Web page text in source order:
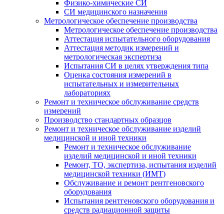
Физико-химические СИ
СИ медицинского назначения
Метрологическое обеспечение производства
Метрологическое обеспечение производства
Аттестация испытательного оборудования
Аттестация методик измерений и
метрологическая экспертиза
Испытания СИ в целях утверждения типа
Оценка состояния измерений в
испытательных и измерительных
лабораториях
Ремонт и техническое обслуживание средств
измерений
Производство стандартных образцов
Ремонт и техническое обслуживание изделий
медицинской и иной техники
Ремонт и техническое обслуживание
изделий медицинской и иной техники
Ремонт, ТО, экспертиза, испытания изделий
медицинской техники (ИМТ)
Обслуживание и ремонт рентгеновского
оборудования
Испытания рентгеновского оборудования и
средств радиационной защиты